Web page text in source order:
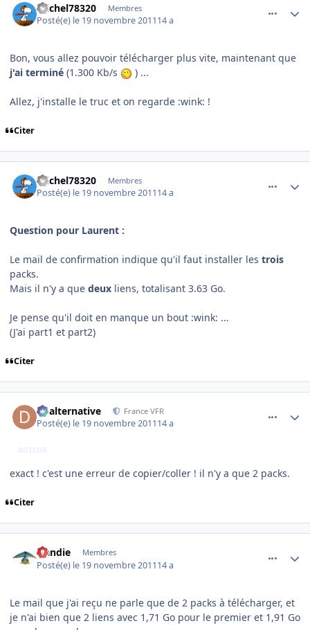
michel78320 Membres
Posté(e) le 19 novembre 201114 a
Bon, vous allez pouvoir télécharger plus vite, maintenant que
j'ai terminé (1.300 Kb/s ) ...
Allez, j'installe le truc et on regarde :wink: !
Citer
michel78320 Membres
Posté(e) le 19 novembre 201114 a
Question pour Laurent :
Le mail de confirmation indique qu'il faut installer les trois
packs.
Mais il n'y a que deux liens, totalisant 3.63 Go.
Je pense qu'il doit en manque un bout :wink: ...
(J'ai part1 et part2)
Citer
dbalternative France VFR
Posté(e) le 19 novembre 201114 a
AUTEUR
exact ! c'est une erreur de copier/coller ! il n'y a que 2 packs.
Citer
Handie Membres
Posté(e) le 19 novembre 201114 a
Le mail que j'ai reçu ne parle que de 2 packs à télécharger, et
je n'ai bien que 2 liens avec 1,71 Go pour le premier et 1,91 Go